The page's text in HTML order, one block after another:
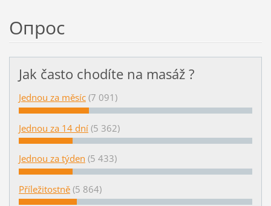
Опрос
Jak často chodíte na masáž ?
Jednou za měsíc (7 091)
Jednou za 14 dní (5 362)
Jednou za týden (5 433)
Příležitostně (5 864)